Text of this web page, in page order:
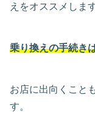
えをオススメします
乗り換えの手続き
お店に出向くこと
す。